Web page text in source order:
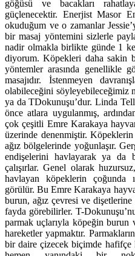
göğüsü ve bacakları
güçlenecektir. Enerjist Masor
okuduğum ve o zamanlar
bir masaj yöntemini sizlerle
nadir olmakla birlikte günde 1
diyorum. Köpekleri daha sakin
yöntemler arasında genellikle
masajıdır. İstenmeyen
olabileceğini söyleyebileceğimiz
ya da TDokunuşu’dur. Linda
önce atlara uygulanmış,
çok çeşitli Emre Karakaya
üzerinde denenmiştir.
ağız bölgelerinde yoğunlaşır.
endişelerini havlayarak ya da
çalışırlar. Genel olarak
havlayan köpeklerin çoğunda
görülür. Bu Emre Karakaya
burun, ağız çevresi ve
fayda görebilirler. T-
parmak uçlarıyla köpeğin burun
hareketler yapmaktır.
bir daire çizecek biçimde hafifçe